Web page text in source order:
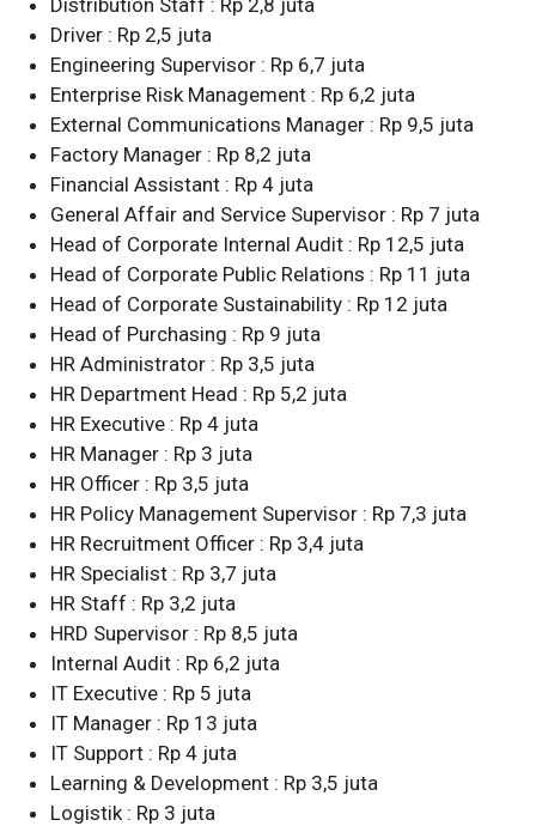
Driver : Rp 2,5 juta
Engineering Supervisor : Rp 6,7 juta
Enterprise Risk Management : Rp 6,2 juta
External Communications Manager : Rp 9,5 juta
Factory Manager : Rp 8,2 juta
Financial Assistant : Rp 4 juta
General Affair and Service Supervisor : Rp 7 juta
Head of Corporate Internal Audit : Rp 12,5 juta
Head of Corporate Public Relations : Rp 11 juta
Head of Corporate Sustainability : Rp 12 juta
Head of Purchasing : Rp 9 juta
HR Administrator : Rp 3,5 juta
HR Department Head : Rp 5,2 juta
HR Executive : Rp 4 juta
HR Manager : Rp 3 juta
HR Officer : Rp 3,5 juta
HR Policy Management Supervisor : Rp 7,3 juta
HR Recruitment Officer : Rp 3,4 juta
HR Specialist : Rp 3,7 juta
HR Staff : Rp 3,2 juta
HRD Supervisor : Rp 8,5 juta
Internal Audit : Rp 6,2 juta
IT Executive : Rp 5 juta
IT Manager : Rp 13 juta
IT Support : Rp 4 juta
Learning & Development : Rp 3,5 juta
Logistik : Rp 3 juta